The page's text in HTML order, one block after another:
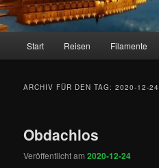
Start Reisen Filamente
ARCHIV FÜR DEN TAG:2020-12-24
Obdachlos
Veröffentlicht am2020-12-24